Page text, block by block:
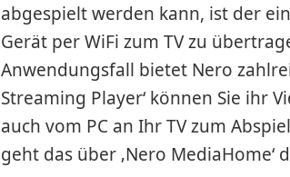
abgespielt werden kann, ist der
Gerät per WiFi zum TV zu
Anwendungsfall bietet Nero
Streaming Player‘ können Sie ihr
auch vom PC an Ihr TV zum
geht das über ‚Nero MediaHome‘